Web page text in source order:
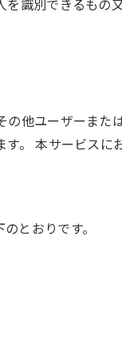
識別できるもの
他ユーザーまた
。 本サービスに
とおりです。